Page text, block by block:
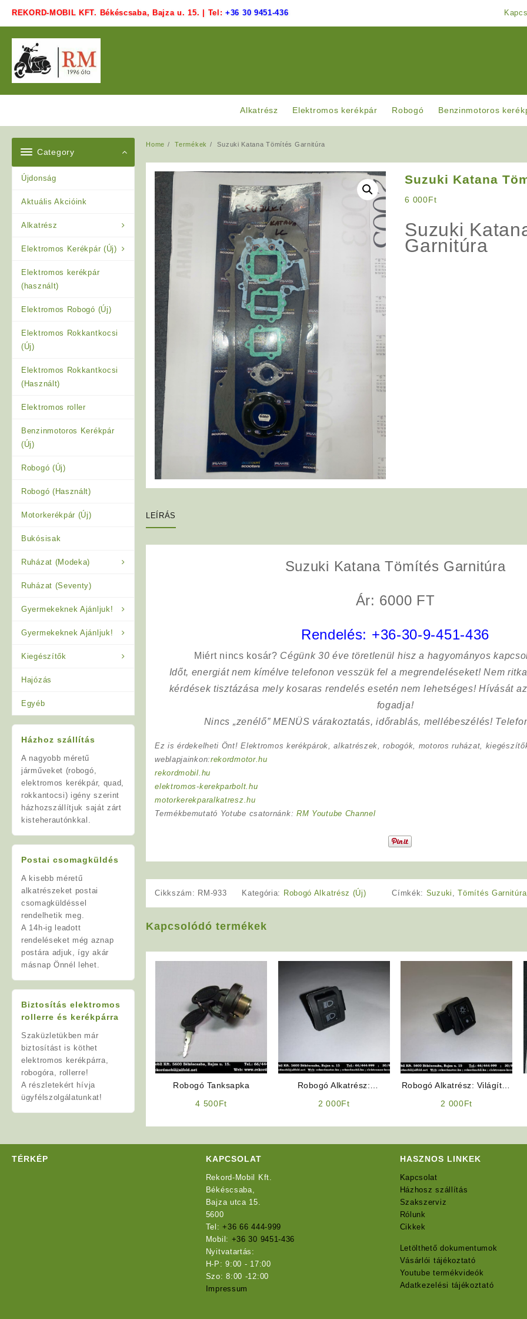
REKORD-MOBIL KFT. Békéscsaba, Bajza u. 15. | Tel:+36 30 9451-436
Alkatrész Elektromos kerékpár Robogó Benzinmotoros
Category
Újdonság
Aktuális Akcióink
Alkatrész
Elektromos Kerékpár (Új)
Elektromos kerékpár
(használt)
Elektromos Robogó (Új)
Elektromos Rokkantkocsi
(Új)
Elektromos Rokkantkocsi
(Használt)
Elektromos roller
Benzinmotoros Kerékpár
(Új)
Robogó (Új)
Robogó (Használt)
Motorkerékpár (Új)
Bukósisak
Ruházat (Modeka)
Ruházat (Seventy)
Gyermekeknek Ajánljuk!
Gyermekeknek Ajánljuk!
Kiegészítők
Hajózás
Egyéb
Házhoz szállítás
A nagyobb méretű
járműveket (robogó,
elektromos kerékpár, quad,
rokkantocsi) igény szerint
házhozszállítjuk saját zárt
kisteherautónkkal.
Postai csomagküldés
A kisebb méretű
alkatrészeket postai
csomagküldéssel
rendelhetik meg.
A 14h-ig leadott
rendeléseket még aznap
postára adjuk, így akár
másnap Önnél lehet.
Biztosítás elektromos
rollerre és kerékpárra
Szaküzletükben már
biztosítást is köthet
elektromos kerékpárra,
robogóra, rollerre!
A részletekért hívja
ügyfélszolgálatunkat!
Home Termékek Suzuki Katana Tömítés Garnitúra
Suzuki Katana
6 000Ft
Suzuki
Garnitúra
LEÍRÁS
Suzuki Katana Tömítés Garnitúra
Ár: 6000 FT
Rendelés: +36-30-9-451-436
Miért nincs kosár? Cégünk 30 éve töretlenül hisz a hagyományos
Időt, energiát nem kímélvetelefonon vesszük fel a megrendeléseket! Nem
kérdések tisztázása mely kosaras rendelés esetén nem lehetséges! Hívását
fogadja!
Nincs „zenélő” MENÜS várakoztatás, időrablás, mellébeszélés!
Ez is érdekelheti Önt! Elektromos kerékpárok, alkatrészek, robogók, motoros ruházat,
weblapjainkon:rekordmotor.hu
rekordmobil.hu
elektromos-kerekparbolt.hu
motorkerekparalkatresz.hu
Termékbemutató Yotube csatornánk: RM Youtube Channel
Cikkszám: RM-933 Kategória: Robogó Alkatrész (Új) Címkék: Suzuki ,Tömítés Garnitúra
Kapcsolódó termékek
Robogó Tanksapka
4 500Ft
Robogó Alkatrész:
2 000Ft
Robogó Alkatrész: Világítás
2 000Ft
TÉRKÉP KAPCSOLAT
Rekord-Mobil Kft.
Békéscsaba,
Bajza utca 15.
5600
Tel:+36 66 444-999
Mobil: +36 30 9451-436
Nyitvatartás:
H-P: 9:00 - 17:00
Szo: 8:00 -12:00
Impressum
HASZNOS LINKEK
Kapcsolat
Házhosz szállítás
Szakszerviz
Rólunk
Cikkek
Letölthető dokumentumok
Vásárlói tájékoztató
Youtube termékvideók
Adatkezelési tájékoztató